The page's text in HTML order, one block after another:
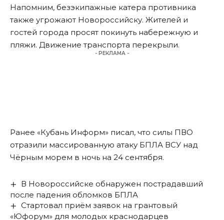
Напомним, безэкипажные катера противника
также угрожают Новороссийску. Жителей и
гостей города просят покинуть набережную и
пляжи. Движение транспорта перекрыли.
- РЕКЛАМА -
Ранее «Кубань Информ» писал, что силы ПВО
отразили массированную атаку БПЛА ВСУ над
Чёрным морем в ночь на 24 сентября.
В Новороссийске обнаружен пострадавший
после падения обломков БПЛА
Стартовал приём заявок на грантовый
«Юфорум» для молодых краснодарцев